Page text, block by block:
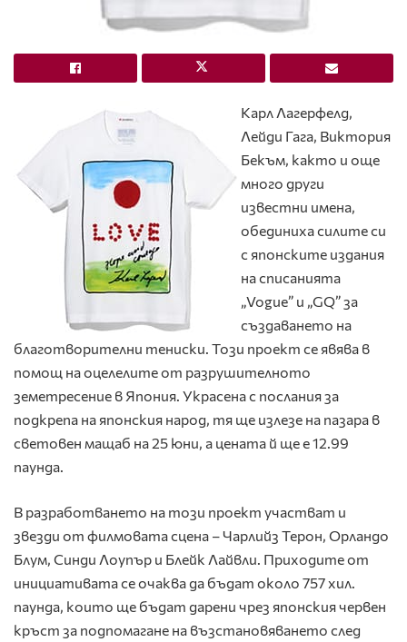
Карл Лагерфелд,
Лейди Гага, Виктория
Бекъм, както и още
много други
известни имена,
обединиха силите си
с японските издания
на списанията
„Vogue” и „GQ” за
създаването на
благотворителни тениски. Този проект се явява в
помощ на оцелелите от разрушителното
земетресение в Япония. Украсена с послания за
подкрепа на японския народ, тя ще излезе на пазара в
световен мащаб на 25 юни, а цената й ще е 12.99
паунда.
В разработването на този проект участват и
звезди от филмовата сцена – Чарлийз Терон, Орландо
Блум, Синди Лоупър и Блейк Лайвли. Приходите от
инициативата се очаква да бъдат около 757 хил.
паунда, които ще бъдат дарени чрез японския червен
кръст за подпомагане на възстановяването след